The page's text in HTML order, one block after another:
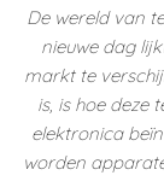
De wereld van
nieuwe dag
markt te
is, is hoe deze
elektronica
worden